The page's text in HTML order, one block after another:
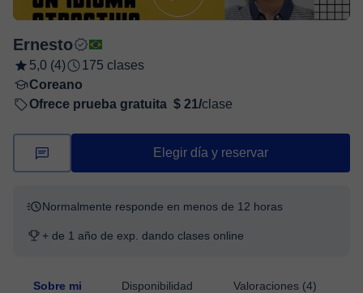
Ernesto
5,0 (4)
175 clases
Coreano
Ofrece prueba gratuita $ 21/clase
Elegir día y reservar
Normalmente responde en menos de 12 horas
+ de 1 año de exp. dando clases online
Sobre mi Disponibilidad Valoraciones (4)